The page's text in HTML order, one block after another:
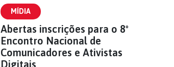
MÍDIA
Abertas inscrições para o 8º
Encontro Nacional de
Comunicadores e Ativistas
Digitais